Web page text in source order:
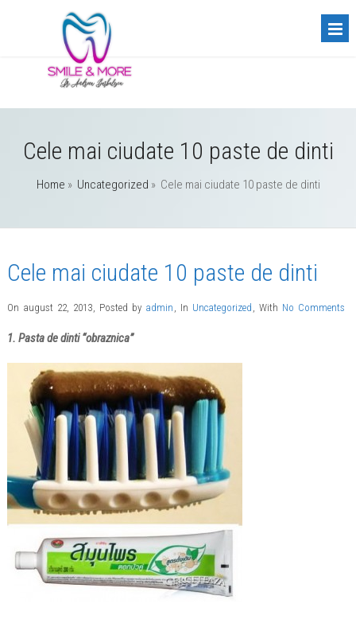
Cele mai ciudate 10 paste de dinti
Home » Uncategorized » Cele mai ciudate 10 paste de dinti
Cele mai ciudate 10 paste de dinti
On august 22, 2013, Posted by admin , In Uncategorized , With No Comments
1. Pasta de dinti “obraznica”